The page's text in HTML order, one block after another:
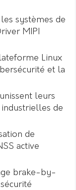
systèmes de
MIPI
Linux
et la
leurs
de
de
active
brake-by-